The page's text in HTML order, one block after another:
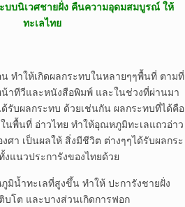
บบนิเวศชายฝั่ง คืนความอุดมสมบูรณ์ ให้
ทะเลไทย
ทำให้เกิดผลกระทบในหลายๆๆพื้นที่ ตามที่
าทีวีและหนังสือพิมพ์ และในช่วงที่ผ่านมา
ด้รับผลกระทบ ด้วยเช่นกัน ผลกระทบที่ได้คือ
นพื้นที่ อ่าวไทย ทำให้อุณหภูมิทะเลแถวอ่าว
า เป็นผลให้ สิ่งมีชีวิต ต่างๆๆได้รับผลกระ
งแนวประการังของไทยด้วย
มิน้ำทะเลที่สูงขึ้น ทำให้ ปะการังชายฝั่ง
บโต และบางส่วนเกิดการฟอก